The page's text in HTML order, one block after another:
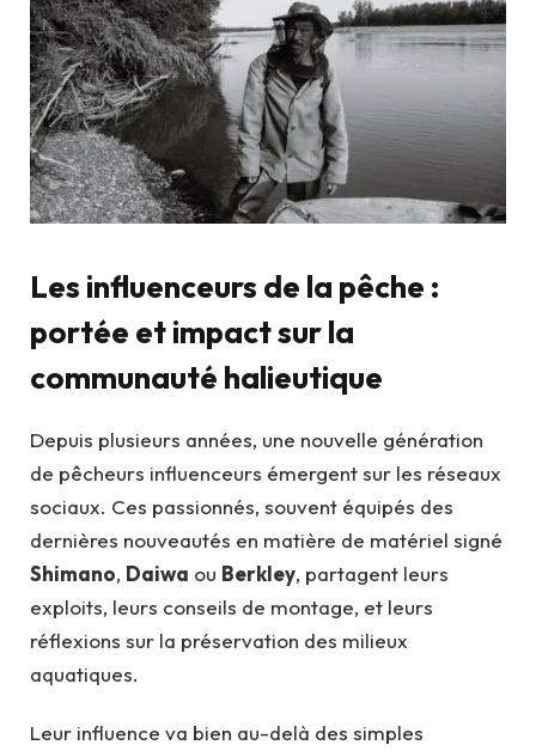
Les influenceurs de la pêche :
portée et impact sur la
communauté halieutique
Depuis plusieurs années, une nouvelle génération
de pêcheurs influenceurs émergent sur les réseaux
sociaux. Ces passionnés, souvent équipés des
dernières nouveautés en matière de matériel signé
Shimano, Daiwa ou Berkley, partagent leurs
exploits, leurs conseils de montage, et leurs
réflexions sur la préservation des milieux
aquatiques.
Leur influence va bien au-delà des simples